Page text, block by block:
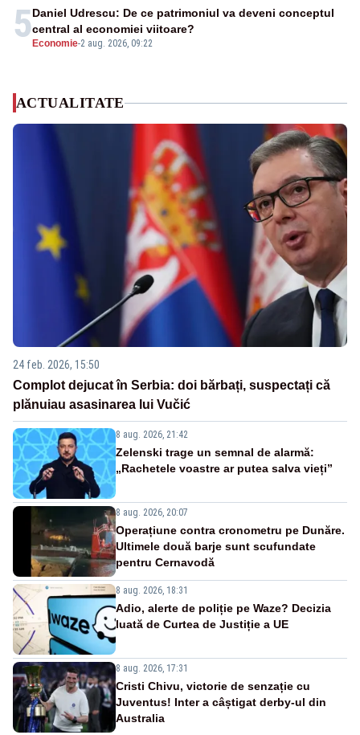
5 Economie-2 aug. 2026, 09:22
Daniel Udrescu: De ce patrimoniul va deveni conceptul
central al economiei viitoare?
ACTUALITATE
24 feb. 2026, 15:50
Complot dejucat în Serbia: doi bărbați, suspectați că
plănuiau asasinarea lui Vučić
8 aug. 2026, 21:42
Zelenski trage un semnal de alarmă:
„Rachetele voastre ar putea salva vieți”
8 aug. 2026, 20:07
Operațiune contra cronometru pe Dunăre.
Ultimele două barje sunt scufundate
pentru Cernavodă
8 aug. 2026, 18:31
Adio, alerte de poliție pe Waze? Decizia
luată de Curtea de Justiție a UE
8 aug. 2026, 17:31
Cristi Chivu, victorie de senzație cu
Juventus! Inter a câștigat derby-ul din
Australia